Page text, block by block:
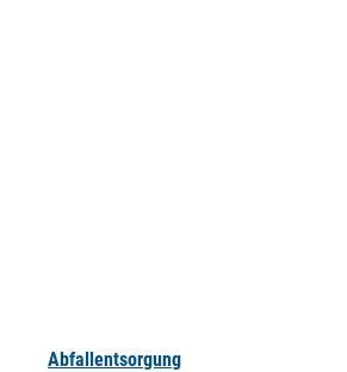
Abfallentsorgung